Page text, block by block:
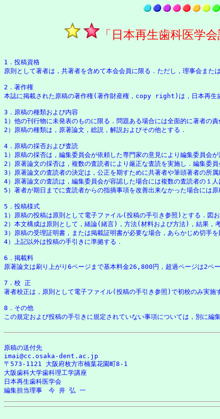
「日本再生歯科医学
1．投稿資格
原則として著者は，共著者を含めて本会会員に限る．ただし，理事会また
2．著作権
本誌に掲載された原稿の著作権(著作財産権，copy right)は，日本再生
3．原稿の種類および内容
1）他の刊行物に未発表のものに限る．問題ある場合には全面的に著者の
2）原稿の種類は，原著論文，総説，解説およびその他とする．
4．原稿の採否および査読
1）原稿の採否は，編集委員会が依頼した専門家の意見により編集委員会
2）原著論文の採否は，複数の査読者により厳正な査読を実施し．編集委
3）原著論文の査読者の決定は，公正を期すために共著者や筆頭著者の所
4）原著論文の査読は，編集委員会が容認した場合には複数の査読者の１
5）著者が期日までに査読者からの指摘事項を改善出来なかった場合には
5．投稿様式
1）原稿の投稿は原則として電子ファイル(投稿の手引き参照)とする．図
2）本文構成は原則として，緒論(緒言)，方法(材料および方法)，結果
3）原稿の受理証明書，または掲載証明書が必要な場合，あらかじめ切手
4）上記以外は投稿の手引きに準拠する．
6．掲載料
原著論文は刷り上がり6ページまで基本料金26,800円，超過ページは2ペ
7．校 正
著者校正は，原則として電子ファイル(投稿の手引き参照)で初校のみ実施
8．その他
この規定および投稿の手引きに規定されていない事項については，別に編
原稿の送付先
imai@cc.osaka-dent.ac.jp
〒573-1121 大阪府枚方市楠葉花園町8-1
大阪歯科大学歯科理工学講座
日本再生歯科医学会